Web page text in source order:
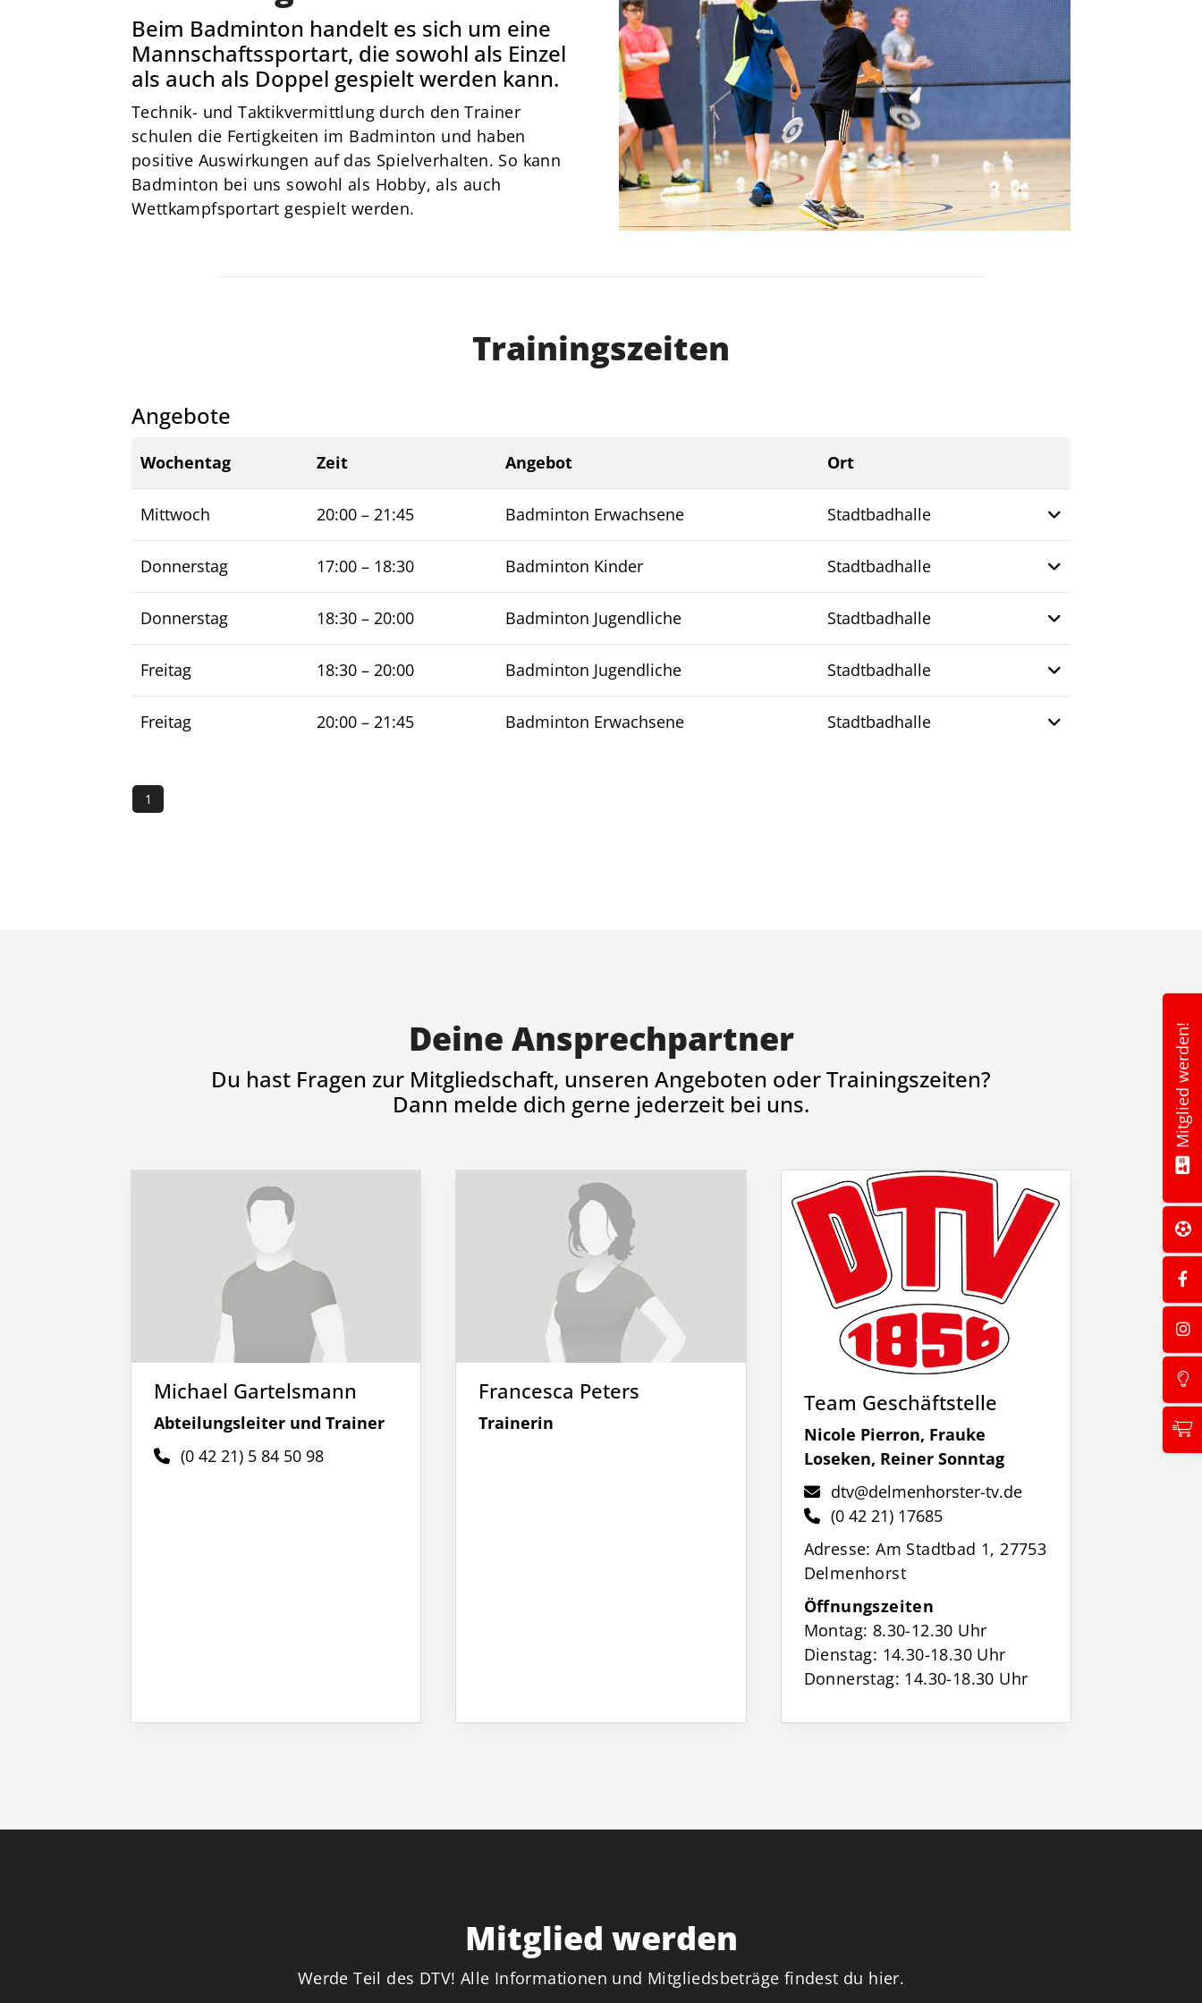
Beim Badminton handelt es sich um eine
Mannschaftssportart, die sowohl als Einzel
als auch als Doppel gespielt werden kann.
Technik- und Taktikvermittlung durch den Trainer
schulen die Fertigkeiten im Badminton und haben
positive Auswirkungen auf das Spielverhalten. So kann
Badminton bei uns sowohl als Hobby, als auch
Wettkampfsportart gespielt werden.
Trainingszeiten
Angebote
Wochentag Zeit Angebot
Ort
Weitere
Mittwoch
20:00 – 21:45 Badminton Erwachsene Stadtbadhalle
Donnerstag 17:00 – 18:30 Badminton Kinder Stadtbadhalle
Donnerstag 18:30 – 20:00 Badminton Jugendliche Stadtbadhalle
Freitag 18:30 – 20:00 Badminton Jugendliche Stadtbadhalle
Freitag 20:00 – 21:45 Badminton Erwachsene Stadtbadhalle
1
Deine Ansprechpartner
Du hast Fragen zur Mitgliedschaft, unseren Angeboten oder Trainingszeiten?
Dann melde dich gerne jederzeit bei uns.
Michael Gartelsmann
Abteilungsleiter und Trainer
(0 42 21) 5 84 50 98
Francesca Peters
Trainerin
Team Geschäftstelle
Nicole Pierron, Frauke
Loseken, Reiner Sonntag
dtv@delmenhorster-tv.de
(0 42 21) 17685
Adresse: Am Stadtbad 1, 27753
Delmenhorst
Öffnungszeiten
Montag: 8.30-12.30 Uhr
Dienstag: 14.30-18.30 Uhr
Donnerstag: 14.30-18.30 Uhr
Mitglied werden
Werde Teil des DTV! Alle Informationen und Mitgliedsbeträge findest du hier.
Mitglied werden!
Am Stadtbad 1
27753 Delmenhorst
04221-17685
dtv@delmenhorster-tv.de
Über Uns
Mitgliedschaft
Sportsuche
Abteilungen
DTVital